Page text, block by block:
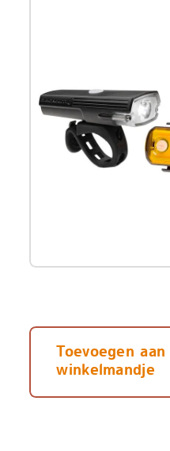
Blackburn
Luminate
360
Toevoegen aan
winkelmandje